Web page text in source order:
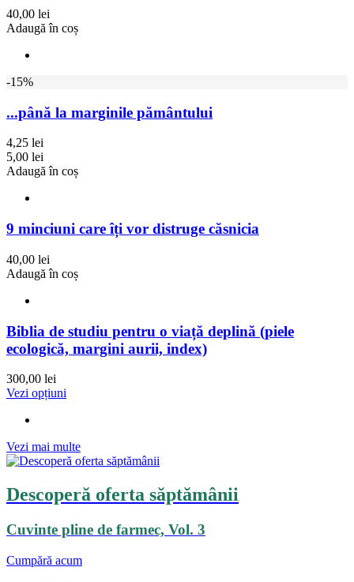
40,00 lei
Adaugă în coș
-15%
...până la marginile pământului
4,25 lei
5,00 lei
Adaugă în coș
9 minciuni care îți vor distruge căsnicia
40,00 lei
Adaugă în coș
Biblia de studiu pentru o viață deplină (piele
ecologică, margini aurii, index)
300,00 lei
Vezi opțiuni
Vezi mai multe
Descoperă oferta săptămânii
Cuvinte pline de farmec, Vol. 3
Cumpără acum